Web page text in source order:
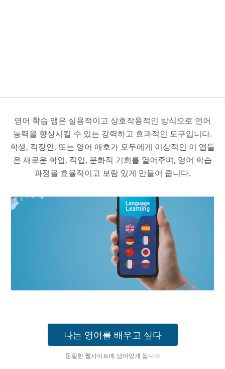
영어 학습 앱은 실용적이고 상호작용적인 방식으로 언어
능력을 향상시킬 수 있는 강력하고 효과적인 도구입니다.
학생, 직장인, 또는 영어 애호가 모두에게 이상적인 이 앱들
은 새로운 학업, 직업, 문화적 기회를 열어주며, 영어 학습
과정을 효율적이고 보람 있게 만들어 줍니다.
나는 영어를 배우고 싶다
동일한 웹사이트에 남아있게 됩니다